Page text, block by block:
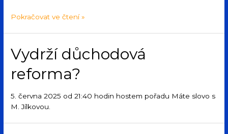
Pokračovat ve čtení »
Vydrží důchodová
reforma?
5. června 2025 od 21:40 hodin hostem pořadu Máte slovo s
M. Jílkovou.